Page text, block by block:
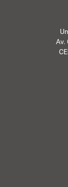
Av.